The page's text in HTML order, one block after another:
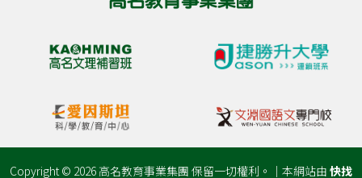
Copyright © 2026 高名教育事業集團 保留一切權利。｜本網站由 快找